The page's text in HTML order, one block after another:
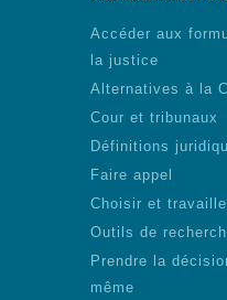
Accéder aux
la justice
Alternatives à la
Cour et tribunaux
Définitions
Faire appel
Choisir et
Outils de
Prendre la
même